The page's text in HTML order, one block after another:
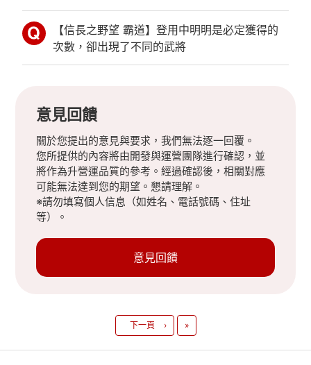
【信長之野望 霸道】登用中明明是必定獲得的
次數，卻出現了不同的武將
意見回饋
關於您提出的意見與要求，我們無法逐一回覆。
您所提供的內容將由開發與運營團隊進行確認，並
將作為升營運品質的參考。經過確認後，相關對應
可能無法達到您的期望。懇請理解。
※請勿填寫個人信息（如姓名、電話號碼、住址
等）。
意見回饋
下一頁 › 最後
»